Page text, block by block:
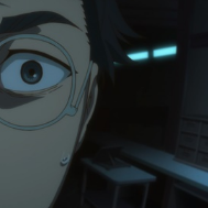
トレンド
声優記事一覧
実写化映画一覧